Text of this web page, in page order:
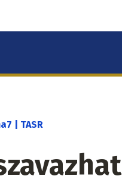
| TASR